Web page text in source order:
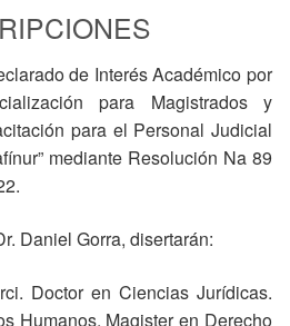
de Interés Académico por
para Magistrados y
para el Personal Judicial
mediante Resolución Na 89
Daniel Gorra, disertarán:
Doctor en Ciencias Jurídicas.
Humanos. Magister en Derecho